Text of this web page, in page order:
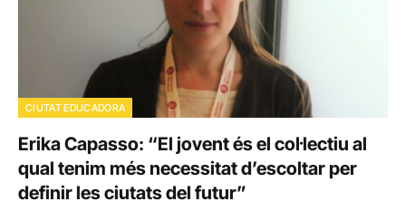
CIUTAT EDUCADORA
Erika Capasso: “El jovent és el col·lectiu al
qual tenim més necessitat d’escoltar per
definir les ciutats del futur”